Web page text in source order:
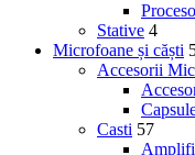
Stative 4
Microfoane și căști
Accesorii
Casti 57